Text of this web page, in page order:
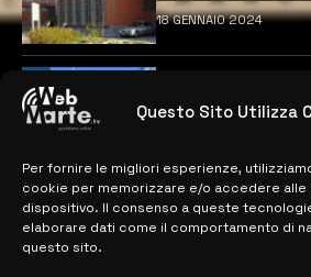
Questo Sito Utilizza
Per fornire le migliori esperienze,
cookie per memorizzare e/o accedere alle
dispositivo. Il consenso a queste
elaborare dati come il comportamento di
questo sito.
18 GENNAIO 2024
Microelectronics:
previste
MAPPA DEL SITO